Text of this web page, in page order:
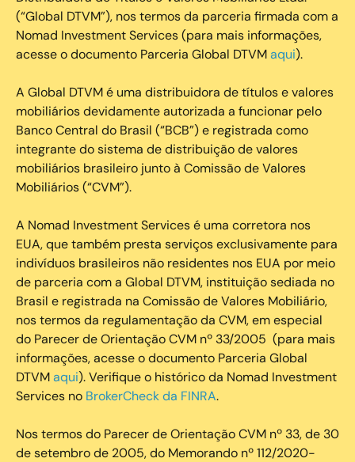
(“Global DTVM”), nos termos da parceria firmada com a
Nomad Investment Services (para mais informações,
acesse o documento Parceria Global DTVMaqui).
A Global DTVM é uma distribuidora de títulos e valores
mobiliários devidamente autorizada a funcionar pelo
Banco Central do Brasil (“BCB”) e registrada como
integrante do sistema de distribuição de valores
mobiliários brasileiro junto à Comissão de Valores
Mobiliários (“CVM”).
‍A Nomad Investment Services é uma corretora nos
EUA, que também presta serviços exclusivamente para
indivíduos brasileiros não residentes nos EUA por meio
de parceria com a Global DTVM, instituição sediada no
Brasil e registrada na Comissão de Valores Mobiliário,
nos termos da regulamentação da CVM, em especial
do Parecer de Orientação CVM nº 33/2005 (para mais
informações, acesse o documento Parceria Global
DTVMaqui). Verifique o histórico da Nomad Investment
Services no BrokerCheck da FINRA.
Nos termos do Parecer de Orientação CVM nº 33, de 30
de setembro de 2005, do Memorando nº 112/2020-